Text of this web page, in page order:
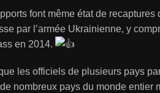
font même état de
par l’armée Ukrainienne, y
en 2014.
les officiels de plusieurs pays
nombreux pays du monde entier